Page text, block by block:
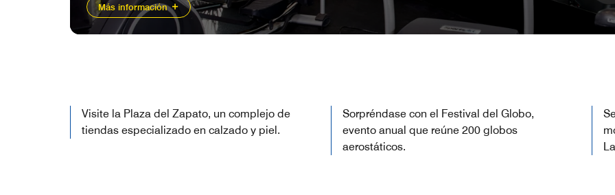
Más información
Visite la Plaza del Zapato, un complejo de
tiendas especializado en calzado y piel.
Sorpréndase con el Festival del Globo,
evento anual que reúne 200 globos
aerostáticos.